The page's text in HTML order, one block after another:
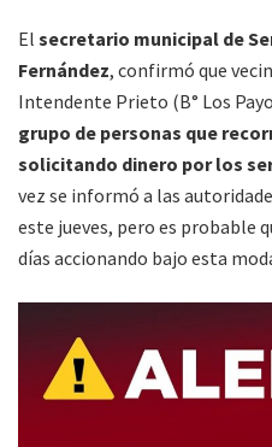
El secretario municipal de
Fernández, confirmó que
Intendente Prieto (B° Los
grupo de personas que
solicitando dinero por los
vez se informó a las
este jueves, pero es probable
días accionando bajo esta